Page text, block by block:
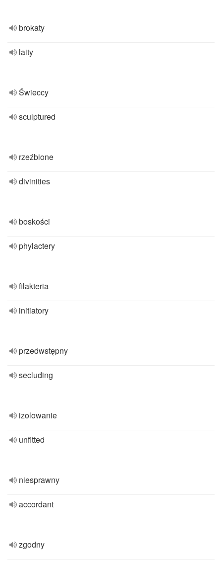
brokaty
laity
Świeccy
sculptured
rzeźbione
divinities
boskości
phylactery
filakteria
initiatory
przedwstępny
secluding
izolowanie
unfitted
niesprawny
accordant
zgodny